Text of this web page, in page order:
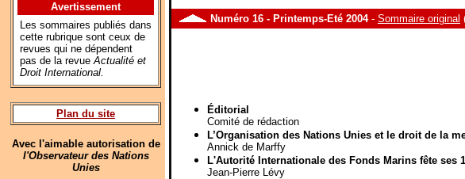
Avertissement
Les sommaires publiés dans
cette rubrique sont ceux de
revues qui ne dépendent
pas de la revueActualité et
Droit International.
Plan du site
Avec l'aimable autorisation de
l'Observateur des Nations
Unies
Numéro 16 - Printemps-Eté 2004- Sommaire original
Éditorial
Comité de rédaction
L’Organisation des Nations Unies et le droit de la
Annick de Marffy
L'Autorité Internationale des Fonds Marins fête ses
Jean-Pierre Lévy